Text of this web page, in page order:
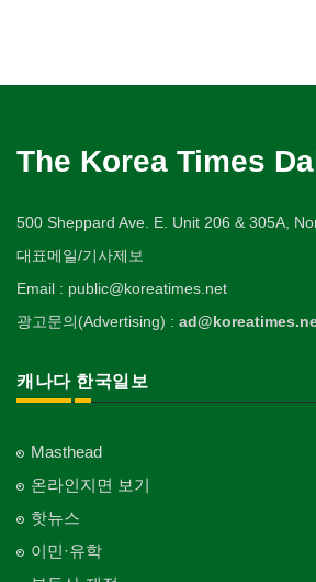
The Korea Times
500 Sheppard Ave. E. Unit 206 & 305A,
대표메일/기사제보
Email : public@koreatimes.net
광고문의(Advertising) :
캐나다 한국일보
Masthead
온라인지면 보기
핫뉴스
이민·유학